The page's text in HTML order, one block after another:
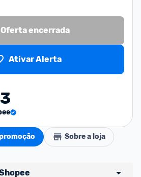
Oferta encerrada
Ativar Alerta
Sobre a loja